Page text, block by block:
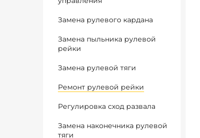
Замена рулевого кардана
Замена пыльника рулевой
рейки
Замена рулевой тяги
Ремонт рулевой рейки
Регулировка сход развала
Замена наконечника рулевой
тяги